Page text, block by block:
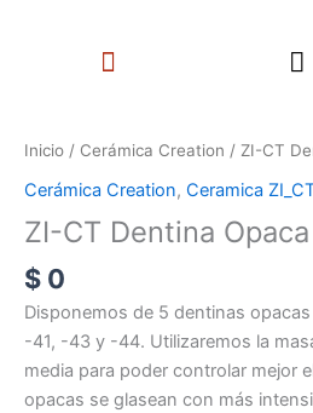
Menu
Inicio / Cerámica Creation / ZI-CT
Cerámica Creation, Ceramica
ZI-CT Dentina Opaca
$ 0
Disponemos de 5 dentinas
-41, -43 y -44. Utilizaremos la
media para poder controlar mejor
opacas se glasean con más
CT
Opaca
cantidad